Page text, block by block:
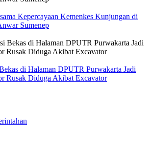
Kepercayaan Kemenkes Kunjungan di
Sumenep
di Halaman DPUTR Purwakarta Jadi
Rusak Diduga Akibat Excavator